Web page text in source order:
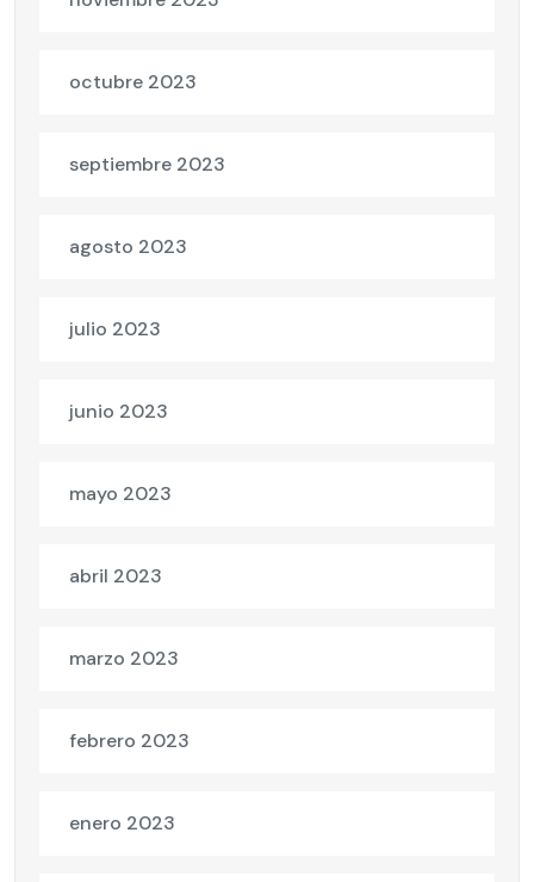
octubre 2023
septiembre 2023
agosto 2023
julio 2023
junio 2023
mayo 2023
abril 2023
marzo 2023
febrero 2023
enero 2023